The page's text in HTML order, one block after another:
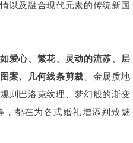
以及融合现代元素的传统新国
爱心、繁花、灵动的流苏、层
案、几何线条剪裁 、金属质地
则巴洛克纹理、梦幻般的渐变
，都在为各式婚礼增添别致魅